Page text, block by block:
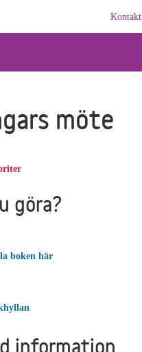
Kontakt
möte
göra?
boken här